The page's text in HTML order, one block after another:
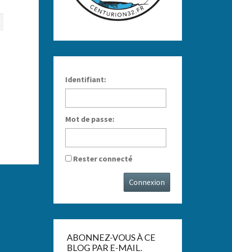
Identifiant:
Mot de passe:
Rester connecté
Connexion
ABONNEZ-VOUS À CE
BLOG PAR E-MAIL.